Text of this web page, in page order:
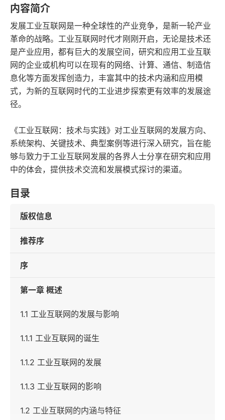
内容简介
发展工业互联网是一种全球性的产业竞争，是新一轮产业
革命的战略。工业互联网时代才刚刚开启，无论是技术还
是产业应用，都有巨大的发展空间，研究和应用工业互联
网的企业或机构可以在现有的网络、计算、通信、制造信
息化等方面发挥创造力，丰富其中的技术内涵和应用模
式，为新的互联网时代的工业进步探索更有效率的发展途
径。
《工业互联网：技术与实践》对工业互联网的发展方向、
系统架构、关键技术、典型案例等进行深入研究，旨在能
够与致力于工业互联网发展的各界人士分享在研究和应用
中的体会，提供技术交流和发展模式探讨的渠道。
目录
版权信息
推荐序
序
第一章 概述
1.1 工业互联网的发展与影响
1.1.1 工业互联网的诞生
1.1.2 工业互联网的发展
1.1.3 工业互联网的影响
1.2 工业互联网的内涵与特征